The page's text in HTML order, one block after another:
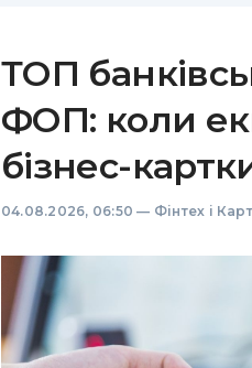
ТОП
ФОП: коли
бізнес-
04.08.2026, 06:50 — Фінтех і